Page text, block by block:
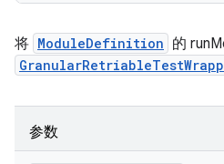
将 ModuleDefinition 的
参数